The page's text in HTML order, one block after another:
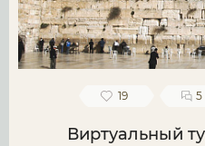
19 5
Виртуальный